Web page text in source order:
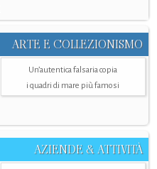
ARTE E COLLEZIONISMO
Un’autentica falsaria copia
i quadri di mare più famosi
AZIENDE & ATTIVITÀ